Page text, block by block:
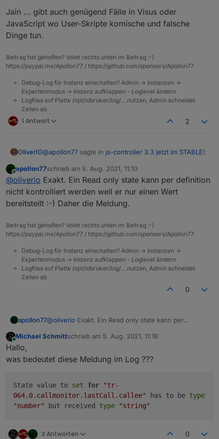
Jain ... gibt auch genügend Fälle in Visus oder
JavaScript wo User-Skripte komische und falsche
Dinge tun.
Beitrag hat geholfen? Votet rechts unten im Beitrag :-)
https://paypal.me/Apollon77 / https://github.com/sponsors/Apollon77
Debug-Log für Instanz einschalten? Admin -> Instanzen ->
Expertenmodus -> Instanz aufklappen - Loglevel ändern
Logfiles auf Platte /opt/iobroker/log/… nutzen, Admin schneidet
Zeilen ab
1 Antwort 2
OliverIO@apollon77 sagte in js-controller 3.3 jetzt im STABLE!:
@idlebitNa ok :-))
Laut Quellcode ist die einzige Stelle für den Teil
so:
also das heisst, das readonly states eigentlich nur von
adaptern erstellt und beschrieben werden sollen und
soll.
readonly (warum auch immer) erstellt, dann muss man
den ebenfalls mit ack=true beschreiben, da es
Offline
apollon77schrieb am 5. Aug. 2021, 11:10
zuletzt editiert von
@oliverio Exakt. Ein Read only state kann per definition
nicht kontrolliert werden weil er nur einen Wert
bereitstellt :-) Daher die Meldung.
Beitrag hat geholfen? Votet rechts unten im Beitrag :-)
https://paypal.me/Apollon77 / https://github.com/sponsors/Apollon77
Debug-Log für Instanz einschalten? Admin -> Instanzen ->
Expertenmodus -> Instanz aufklappen - Loglevel ändern
Logfiles auf Platte /opt/iobroker/log/… nutzen, Admin schneidet
Zeilen ab
0
apollon77@oliverio Exakt. Ein Read only state kann per
Wert bereitstellt :-) Daher die Meldung.
Online
Michael Schmittschrieb am 5. Aug. 2021, 11:19
zuletzt editiert von
Hallo,
was bedeutet diese Meldung im Log ???
State value to set for
"tr-
064.0.callmonitor.lastCall.callee"
has to be type
"number"
but received type "string"
3 Antworten 0